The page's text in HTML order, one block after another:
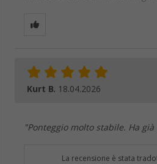
Kurt B. 18.04.2026
"Ponteggio molto stabile. Ha
La recensione è stata